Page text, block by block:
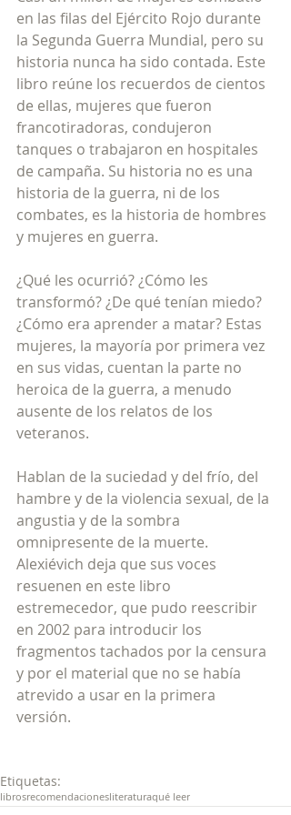
en las filas del Ejército Rojo durante
la Segunda Guerra Mundial, pero su
historia nunca ha sido contada. Este
libro reúne los recuerdos de cientos
de ellas, mujeres que fueron
francotiradoras, condujeron
tanques o trabajaron en hospitales
de campaña. Su historia no es una
historia de la guerra, ni de los
combates, es la historia de hombres
y mujeres en guerra.
¿Qué les ocurrió? ¿Cómo les
transformó? ¿De qué tenían miedo?
¿Cómo era aprender a matar? Estas
mujeres, la mayoría por primera vez
en sus vidas, cuentan la parte no
heroica de la guerra, a menudo
ausente de los relatos de los
veteranos.
Hablan de la suciedad y del frío, del
hambre y de la violencia sexual, de la
angustia y de la sombra
omnipresente de la muerte.
Alexiévich deja que sus voces
resuenen en este libro
estremecedor, que pudo reescribir
en 2002 para introducir los
fragmentos tachados por la censura
y por el material que no se había
atrevido a usar en la primera
versión.
Etiquetas:
librosrecomendacionesliteraturaqué leer